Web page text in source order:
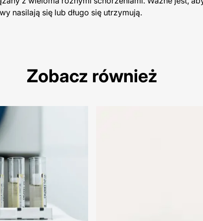
nasilają się lub długo się utrzymują.
Zobacz również